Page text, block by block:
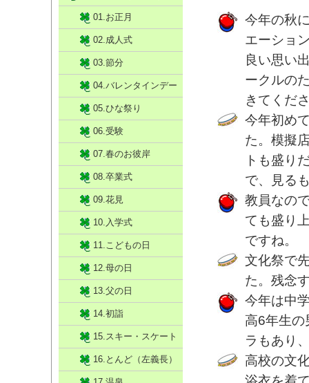
今年の秋
エーショ
良い思い
ークルの
きてくだ
今年初め
た。模擬
トも盛り
で、見る
教員なの
ても盛り
ですね。
文化祭で
た。残念
今年は中
高6年生の
ラもあり
高校の文
01.お正月
02.成人式
03.節分
04.バレンタインデー
05.ひな祭り
06.受験
07.春のお彼岸
08.卒業式
09.花見
10.入学式
11.こどもの日
12.母の日
13.父の日
14.初詣
15.スキー・スケート
16.とんど（左義長）